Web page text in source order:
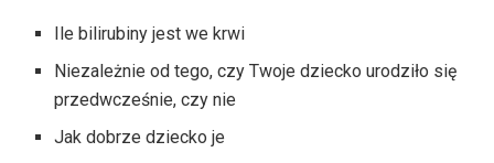
Ile bilirubiny jest we krwi
Niezależnie od tego, czy Twoje dziecko urodziło się
przedwcześnie, czy nie
Jak dobrze dziecko je